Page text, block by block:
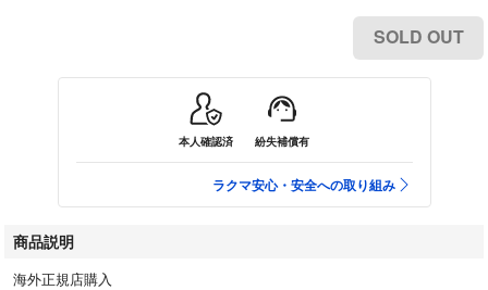
SOLD OUT
本人確認済 紛失補償有
ラクマ安心・安全への取り組み
商品説明
海外正規店購入